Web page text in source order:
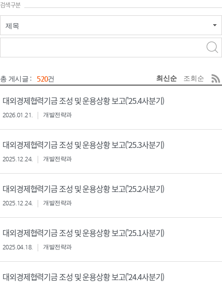
검색구분
제목
총 게시글 : 520건 최신순 조회순
대외경제협력기금 조성 및 운용상황 보고('25.4사분기)
2026.01.21. 개발전략과
대외경제협력기금 조성 및 운용상황 보고('25.3사분기)
2025.12.24. 개발전략과
대외경제협력기금 조성 및 운용상황 보고('25.2사분기)
2025.12.24. 개발전략과
대외경제협력기금 조성 및 운용상황 보고('25.1사분기)
2025.04.18. 개발전략과
대외경제협력기금 조성 및 운용상황 보고('24.4사분기)